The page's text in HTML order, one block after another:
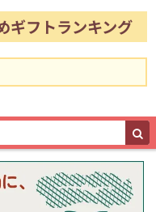
ギフトランキング